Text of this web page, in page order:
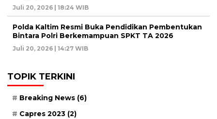
Juli 20, 2026 | 18:24 WIB
Polda Kaltim Resmi Buka Pendidikan Pembentukan
Bintara Polri Berkemampuan SPKT TA 2026
Juli 20, 2026 | 14:27 WIB
TOPIK TERKINI
Breaking News (6)
Capres 2023 (2)